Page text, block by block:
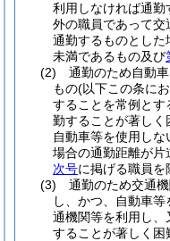
利用しなければ通勤
外の職員であって交
通勤するものとし
未満であるもの及び
(2)
通勤のため自動
もの(以下この条に
することを常例とす
勤することが著しく
自動車等を使用し
場合の通勤距離が
次号に掲げる職員を
(3)
通勤のため交通
し、かつ、自動車
通機関等を利用し、
することが著しく困